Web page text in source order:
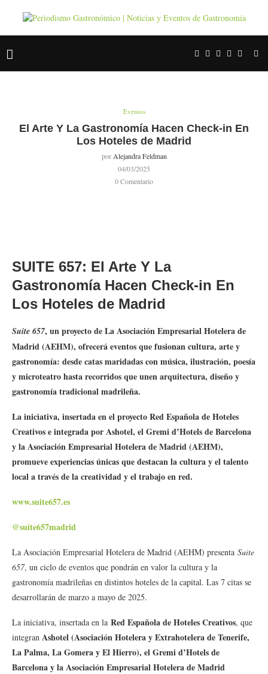
Eventos
El Arte Y La Gastronomía Hacen Check-in En
Los Hoteles de Madrid
por Alejandra Feldman
04/03/2025
0 Comentario
SUITE 657: El Arte Y La
Gastronomía Hacen Check-in En
Los Hoteles de Madrid
Suite 657, un proyecto de La Asociación Empresarial Hotelera de
Madrid (AEHM), ofrecerá eventos que fusionan cultura, arte y
gastronomía: desde catas maridadas con música, ilustración, poesía
y microteatro hasta recorridos que unen arquitectura, diseño y
gastronomía tradicional madrileña.
La iniciativa, insertada en el proyecto Red Española de Hoteles
Creativos e integrada por Ashotel, el Gremi d’Hotels de Barcelona
y la Asociación Empresarial Hotelera de Madrid (AEHM),
promueve experiencias únicas que destacan la cultura y el talento
local a través de la creatividad y el trabajo en red.
www.suite657.es
@suite657madrid
La Asociación Empresarial Hotelera de Madrid (AEHM) presenta Suite
657, un ciclo de eventos que pondrán en valor la cultura y la
gastronomía madrileñas en distintos hoteles de la capital. Las 7 citas se
desarrollarán de marzo a mayo de 2025.
La iniciativa, insertada en la Red Española de Hoteles Creativos, que
integran Ashotel (Asociación Hotelera y Extrahotelera de Tenerife,
La Palma, La Gomera y El Hierro), el Gremi d’Hotels de
Barcelona y la Asociación Empresarial Hotelera de Madrid